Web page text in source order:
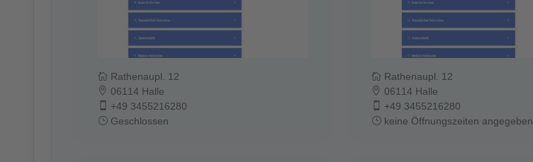
Rathenaupl. 12
06114 Halle
+49 3455216280
Geschlossen
Rathenaupl. 12
06114 Halle
+49 3455216280
keine Öffnungszeiten angegeben